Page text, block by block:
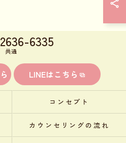
6335
共通
LINEはこちら
コンセプト
カウンセリングの流れ